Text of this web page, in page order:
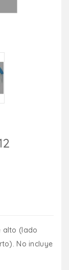
alto (lado
No incluye